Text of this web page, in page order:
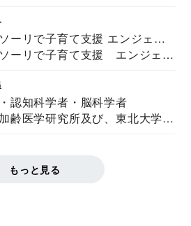
ーリで子育て支援 エンジェル
究所所長
ーリで子育て支援 エンジェル
認知科学者・脳科学者
齢医学研究所及び、東北大学大
もっと見る